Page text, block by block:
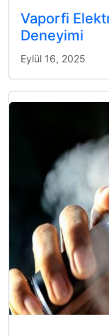
Vaporfi
Deneyimi
Eylül 16, 2025